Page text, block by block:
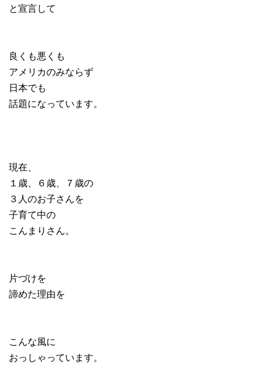
と宣言して
良くも悪くも
アメリカのみならず
日本でも
話題になっています。
現在、
１歳、６歳、７歳の
３人のお子さんを
子育て中の
こんまりさん。
片づけを
諦めた理由を
こんな風に
おっしゃっています。